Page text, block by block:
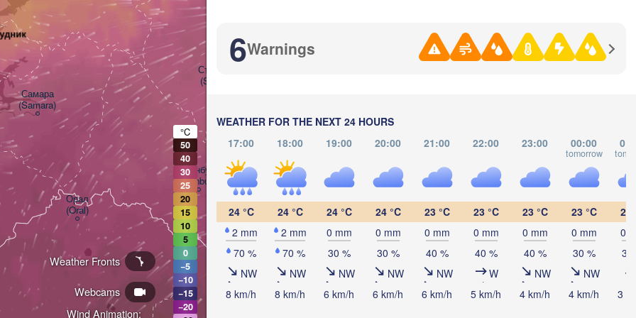
6Warnings
WEATHER FOR THE NEXT 24 HOURS
17:00
18:00 19:00 20:00 21:00 22:00 23:00 00:00
tomorrow
24 °C
2 mm
70 %
NW
8 km/h
24 °C
2 mm
70 %
NW
8 km/h
24 °C
0 mm
30 %
NW
6 km/h
24 °C
0 mm
30 %
NW
6 km/h
23 °C
0 mm
40 %
NW
6 km/h
23 °C
0 mm
40 %
W
5 km/h
23 °C
0 mm
40 %
NW
4 km/h
23 °C
0 mm
30 %
NW
4 km/h
22
0
30
3
Wind Animation:
Webcams
Weather Fronts
Самара
(Samara)
Оренбург
(Orenburg)
Стерлитамак
(Sterlitamak)
Орал
(Oral)
Ақтөбе
(Aktobe)
Орск
(Orsk)
°C
50
40
30
25
20
15
10
5
0
−5
−10
−15
−20